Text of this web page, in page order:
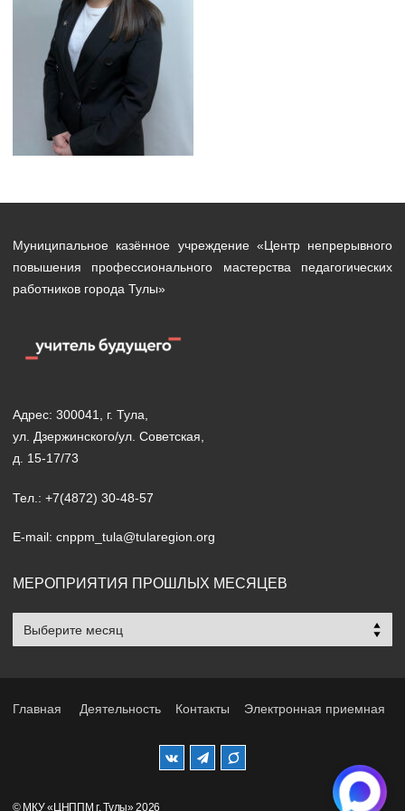
Муниципальное казённое учреждение «Центр непрерывного
повышения профессионального мастерства педагогических
работников города Тулы»
Адрес: 300041, г. Тула,
ул. Дзержинского/ул. Советская,
д. 15-17/73
Тел.: +7(4872) 30-48-57
E-mail: cnppm_tula@tularegion.org
МЕРОПРИЯТИЯ ПРОШЛЫХ МЕСЯЦЕВ
Мероприятия
прошлых
Главная Деятельность Контакты Электронная приемная
© МКУ «ЦНППМ г. Тулы» 2026